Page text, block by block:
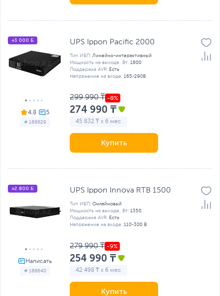
4.8
# 188629
+3 000 Б UPS Ippon Pacific 2000
Тип ИБП: Линейно-интерактивный
Мощность на выходе, Вт: 1800
Поддержка AVR: Есть
Напряжение на входе: 165-290В
299 990 ₸
274 990 ₸
45 832 ₸ x 6 мес
Купить
# 188640
+2 800 Б UPS Ippon Innova RTB 1500
Тип ИБП: Онлайновый
Мощность на выходе, Вт: 1350
Поддержка AVR: Есть
Напряжение на входе: 110-300 В
279 990 ₸
254 990 ₸
42 498 ₸ x 6 мес
Купить